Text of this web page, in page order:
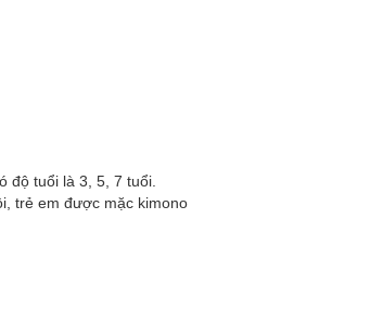
độ tuổi là 3, 5, 7 tuổi.
trẻ em được mặc kimono